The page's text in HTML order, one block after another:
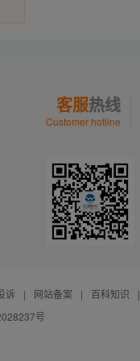
客服热线
Customer hotline
诉 | 网站备案 | 百科知识 |
号